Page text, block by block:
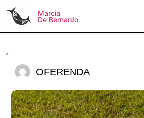
Marcia
De Bernardo
OFERENDA